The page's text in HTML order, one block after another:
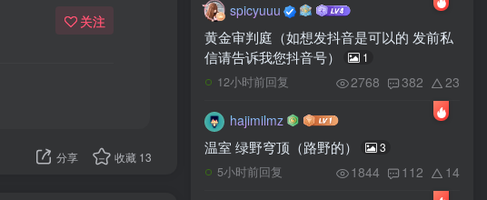
关注
分享 收藏 13
spicyuuu
黄金审判庭（如想发抖音是可以的 发前私
信请告诉我您抖音号）
1
12小时前回复 2768 382 23
hajimilmz
温室 绿野穹顶（路野的） 3
5小时前回复 1844 112 14